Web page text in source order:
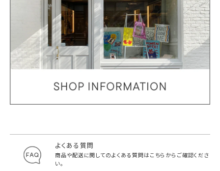
よくある質問
商品や配送に関してのよくある質問はこちらからご確認くださ
い。